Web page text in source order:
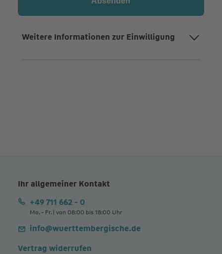
Weitere Informationen zur Einwilligung
Ihr allgemeiner Kontakt
+49 711 662 - 0
Mo. - Fr. | von 08:00 bis 18:00 Uhr
info@wuerttembergische.de
Vertrag widerrufen